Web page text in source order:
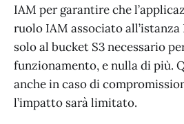
IAM per garantire che
ruolo IAM associato all’istanza
solo al bucket S3 necessario
funzionamento, e nulla di più.
anche in caso di
l’impatto sarà limitato.